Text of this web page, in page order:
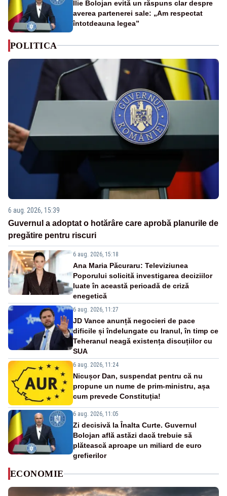
Ilie Bolojan evită un răspuns clar despre
averea partenerei sale: „Am respectat
întotdeauna legea”
POLITICA
6 aug. 2026, 15:39
Guvernul a adoptat o hotărâre care aprobă planurile de
pregătire pentru riscuri
6 aug. 2026, 15:18
Ana Maria Păcuraru: Televiziunea
Poporului solicită investigarea deciziilor
luate în această perioadă de criză
enegetică
6 aug. 2026, 11:27
JD Vance anunță negocieri de pace
dificile și îndelungate cu Iranul, în timp ce
Teheranul neagă existența discuțiilor cu
SUA
6 aug. 2026, 11:24
Nicușor Dan, suspendat pentru că nu
propune un nume de prim-ministru, așa
cum prevede Constituția!
6 aug. 2026, 11:05
Zi decisivă la Înalta Curte. Guvernul
Bolojan află astăzi dacă trebuie să
plătească aproape un miliard de euro
grefierilor
ECONOMIE